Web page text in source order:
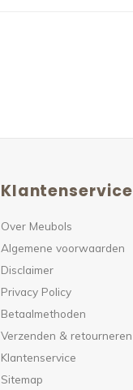
Klantenservice
Over Meubols
Algemene voorwaarden
Disclaimer
Privacy Policy
Betaalmethoden
Verzenden & retourneren
Klantenservice
Sitemap